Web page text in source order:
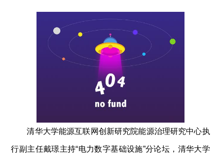
清华大学能源互联网创新研究院能源治理研究中心执
行副主任戴璟主持“电力数字基础设施”分论坛，清华大学